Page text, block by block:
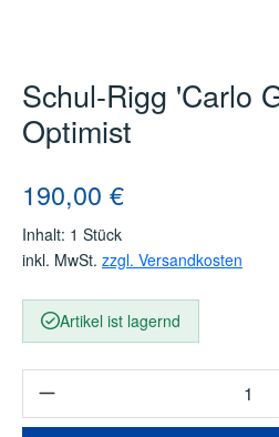
Schul-Rigg 'Carlo
Optimist
Regulärer Preis:
190,00 €
Inhalt: 1 Stück
inkl. MwSt. zzgl. Versandkosten
Artikel ist lagernd
Produkt Anzahl: Gib